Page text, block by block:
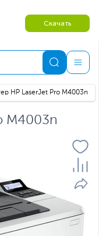
Скачать
HP LaserJet Pro M4003n
M4003n